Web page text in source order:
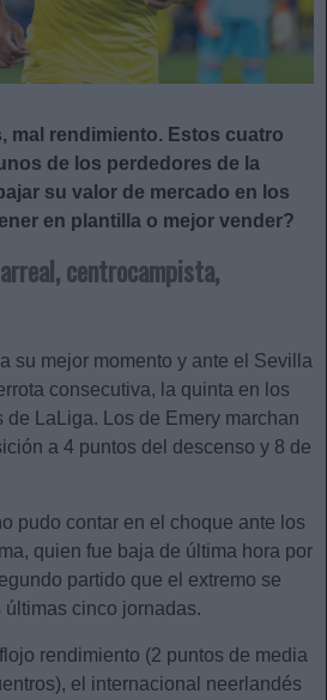
mal rendimiento. Estos cuatro
de los perdedores de la
su valor de mercado en los
en plantilla o mejor vender?
centrocampista,
su mejor momento y ante el Sevilla
consecutiva, la quinta en los
de LaLiga. Los de Emery marchan
a 4 puntos del descenso y 8 de
pudo contar en el choque ante los
quien fue baja de última hora por
partido que el extremo se
cinco jornadas.
rendimiento (2 puntos de media
el internacional neerlandés